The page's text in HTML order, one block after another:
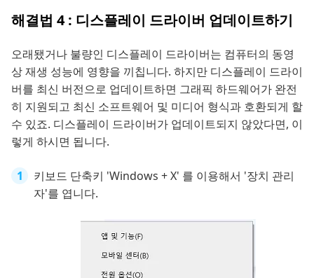
해결법 4 : 디스플레이 드라이버 업데이트하기
오래됐거나 불량인 디스플레이 드라이버는 컴퓨터의 동영
상 재생 성능에 영향을 끼칩니다. 하지만 디스플레이 드라이
버를 최신 버전으로 업데이트하면 그래픽 하드웨어가 완전
히 지원되고 최신 소프트웨어 및 미디어 형식과 호환되게 할
수 있죠. 디스플레이 드라이버가 업데이트되지 않았다면, 이
렇게 하시면 됩니다.
키보드 단축키 'Windows + X' 를 이용해서 '장치 관리
자'를 엽니다.